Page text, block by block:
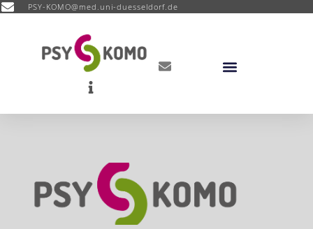
PSY-KOMO@med.uni-duesseldorf.de